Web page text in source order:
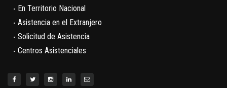
· En Territorio Nacional
· Asistencia en el Extranjero
· Solicitud de Asistencia
· Centros Asistenciales